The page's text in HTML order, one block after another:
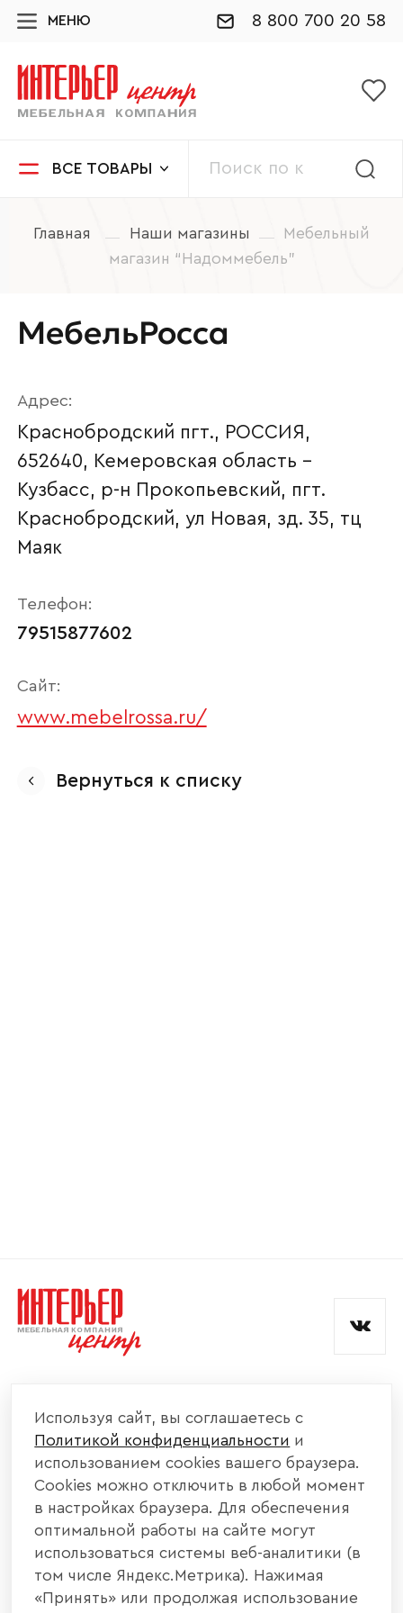
МЕНЮ 8 800 700 20 58
ВСЕ ТОВАРЫ
Главная Наши магазины
Мебельный
магазин “Надоммебель”
МебельРосса
Адрес:
Краснобродский пгт., РОССИЯ,
652640, Кемеровская область -
Кузбасс, р-н Прокопьевский, пгт.
Краснобродский, ул Новая, зд. 35, тц
Маяк
Телефон:
79515877602
Сайт:
www.mebelrossa.ru/
Вернуться к списку
КАТАЛОГ МЕБЕЛИ
ИНФОРМАЦИЯ
НАШИ КОНТАКТЫ
Наименование организации
Используя сайт, вы соглашаетесь с
Политикой конфиденциальности и
использованием cookies вашего браузера.
Cookies можно отключить в любой момент
в настройках браузера. Для обеспечения
оптимальной работы на сайте могут
использоваться системы веб-аналитики (в
том числе Яндекс.Метрика). Нажимая
«Принять» или продолжая использование